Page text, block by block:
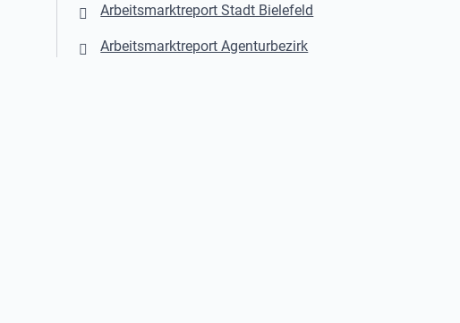
Arbeitsmarktreport Stadt Bielefeld
Arbeitsmarktreport Agenturbezirk